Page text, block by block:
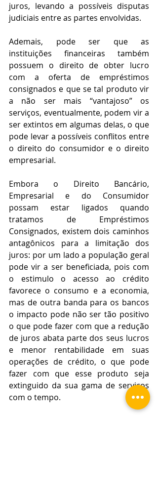
juros, levando a possíveis disputas
judiciais entre as partes envolvidas.
Ademais, pode ser que as
instituições financeiras também
possuem o direito de obter lucro
com a oferta de empréstimos
consignados e que se tal produto vir
a não ser mais “vantajoso” os
serviços, eventualmente, podem vir a
ser extintos em algumas delas, o que
pode levar a possíveis conflitos entre
o direito do consumidor e o direito
empresarial.
Embora o Direito Bancário,
Empresarial e do Consumidor
possam estar ligados quando
tratamos de Empréstimos
Consignados, existem dois caminhos
antagônicos para a limitação dos
juros: por um lado a população geral
pode vir a ser beneficiada, pois com
o estimulo o acesso ao crédito
favorece o consumo e a economia,
mas de outra banda para os bancos
o impacto pode não ser tão positivo
o que pode fazer com que a redução
de juros abata parte dos seus lucros
e menor rentabilidade em suas
operações de crédito, o que pode
fazer com que esse produto seja
extinguido da sua gama de serviços
com o tempo.